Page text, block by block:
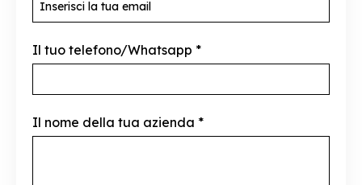
Il tuo telefono/Whatsapp *
Il nome della tua azienda *